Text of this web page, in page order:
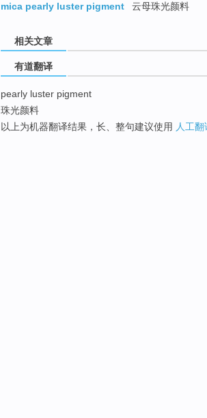
mica pearly luster pigment
云母珠光颜料
相关文章
有道翻译
pearly luster pigment
珠光颜料
以上为机器翻译结果，长、整句建议使用 人工翻